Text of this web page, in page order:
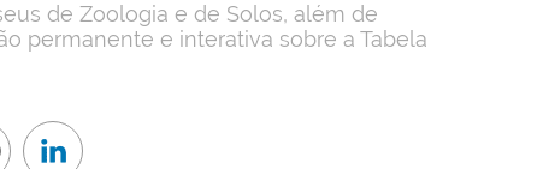
de Zoologia e de Solos, além de
permanente e interativa sobre a Tabela